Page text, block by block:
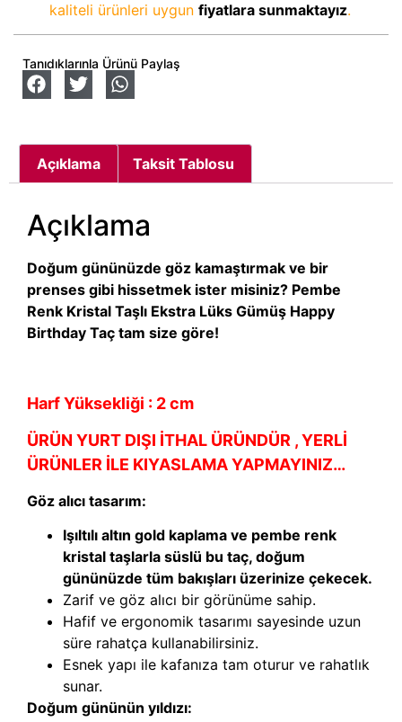
kaliteli ürünleri uygun fiyatlara sunmaktayız.
Tanıdıklarınla Ürünü Paylaş
Açıklama Taksit Tablosu
Açıklama
Doğum gününüzde göz kamaştırmak ve bir
prenses gibi hissetmek ister misiniz? Pembe
Renk Kristal Taşlı Ekstra Lüks Gümüş Happy
Birthday Taç tam size göre!
Harf Yüksekliği : 2 cm
ÜRÜN YURT DIŞI İTHAL ÜRÜNDÜR , YERLİ
ÜRÜNLER İLE KIYASLAMA YAPMAYINIZ…
Göz alıcı tasarım:
Işıltılı altın gold kaplama ve pembe renk
kristal taşlarla süslü bu taç, doğum
gününüzde tüm bakışları üzerinize çekecek.
Zarif ve göz alıcı bir görünüme sahip.
Hafif ve ergonomik tasarımı sayesinde uzun
süre rahatça kullanabilirsiniz.
Esnek yapı ile kafanıza tam oturur ve rahatlık
sunar.
Doğum gününün yıldızı: